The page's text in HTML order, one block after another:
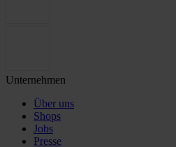
Unternehmen
Über uns
Shops
Jobs
Presse